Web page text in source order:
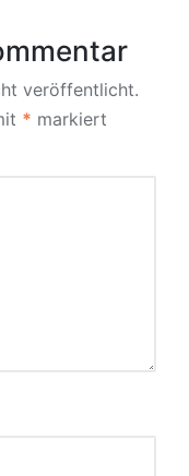
veröffentlicht.
* markiert